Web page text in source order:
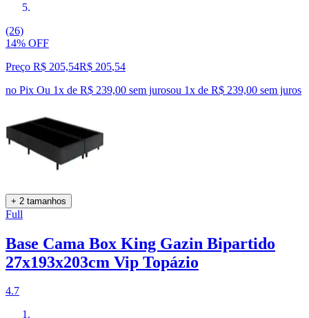
(26)
14% OFF
Preço R$ 205,54R$ 205,54
no Pix Ou 1x de R$ 239,00 sem jurosou 1x de R$ 239,00 sem juros
+ 2 tamanhos
Full
Base Cama Box King Gazin Bipartido
27x193x203cm Vip Topázio
4.7